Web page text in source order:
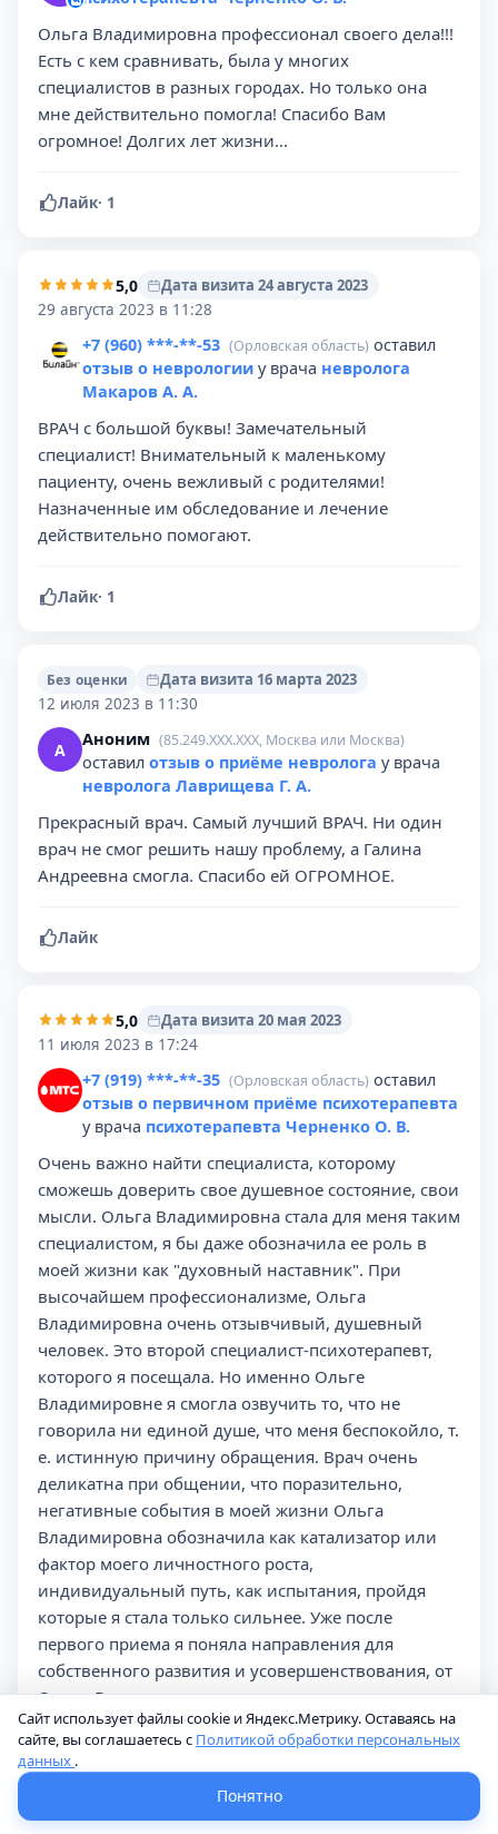
Ольга Владимировна профессионал своего дела!!!
Есть с кем сравнивать, была у многих
специалистов в разных городах. Но только она
мне действительно помогла! Спасибо Вам
огромное! Долгих лет жизни...
Лайк· 1
5,0
Дата визита 24 августа 2023
29 августа 2023 в 11:28
+7 (960) ***-**-53 (Орловская область) оставил
отзыв о неврологии у врача невролога
Макаров А. А.
ВРАЧ с большой буквы! Замечательный
специалист! Внимательный к маленькому
пациенту, очень вежливый с родителями!
Назначенные им обследование и лечение
действительно помогают.
Лайк· 1
Без оценки
Дата визита 16 марта 2023
12 июля 2023 в 11:30
А Аноним (85.249.XXX.XXX, Москва или Москва)
оставил отзыв о приёме невролога у врача
невролога Лаврищева Г. А.
Прекрасный врач. Самый лучший ВРАЧ. Ни один
врач не смог решить нашу проблему, а Галина
Андреевна смогла. Спасибо ей ОГРОМНОЕ.
Лайк
5,0
Дата визита 20 мая 2023
11 июля 2023 в 17:24
+7 (919) ***-**-35 (Орловская область) оставил
отзыв о первичном приёме психотерапевта
у врача психотерапевта Черненко О. В.
Очень важно найти специалиста, которому
сможешь доверить свое душевное состояние, свои
мысли. Ольга Владимировна стала для меня таким
специалистом, я бы даже обозначила ее роль в
моей жизни как "духовный наставник". При
высочайшем профессионализме, Ольга
Владимировна очень отзывчивый, душевный
человек. Это второй специалист-психотерапевт,
которого я посещала. Но именно Ольге
Владимировне я смогла озвучить то, что не
говорила ни единой душе, что меня беспокойло, т.
е. истинную причину обращения. Врач очень
деликатна при общении, что поразительно,
негативные события в моей жизни Ольга
Владимировна обозначила как катализатор или
фактор моего личностного роста,
индивидуальный путь, как испытания, пройдя
которые я стала только сильнее. Уже после
первого приема я поняла направления для
собственного развития и усовершенствования, от
Ольги Владимировны узнала несколько техник
уменьшения тревожности, врач порекомендовала
мне книгу для прочтения и курс дыхательной
техники в йога-центре. Жалею только об одном:
что не обратилась к Ольге Владимировне ранее))
Сайт использует файлы cookie и Яндекс.Метрику. Оставаясь на
сайте, вы соглашаетесь с Политикой обработки персональных
данных .
Понятно